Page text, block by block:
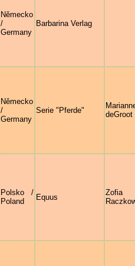
Německo
/
Germany
Barbarina Verlag
Německo
/
Germany
Serie "Pferde"
deGroot
Polsko /
Poland
Equus
Zofia